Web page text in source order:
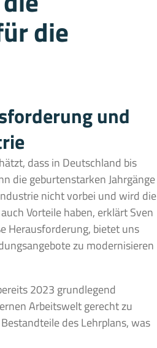
die
und
dass in Deutschland bis
die geburtenstarken Jahrgänge
nicht vorbei und wird die
Vorteile haben, erklärt Sven
Herausforderung, bietet uns
zu modernisieren
2023 grundlegend
Arbeitswelt gerecht zu
des Lehrplans, was